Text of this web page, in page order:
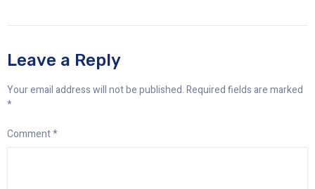
Leave a Reply
Your email address will not be published.Required fields are marked
*
Comment*